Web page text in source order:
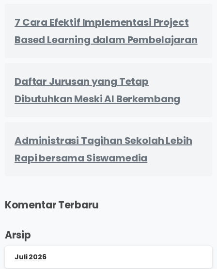
7 Cara Efektif Implementasi Project
Based Learning dalam Pembelajaran
Daftar Jurusan yang Tetap
Dibutuhkan Meski AI Berkembang
Administrasi Tagihan Sekolah Lebih
Rapi bersama Siswamedia
Komentar Terbaru
Arsip
Juli 2026